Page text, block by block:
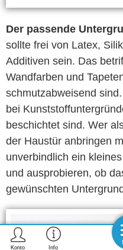
Der passende
sollte frei von Latex,
Additiven sein. Das
Wandfarben und
schmutzabweisend
bei
beschichtet sind. Wer
der Haustür anbringen
unverbindlich ein
und ausprobieren, ob
gewünschten
Konto Info